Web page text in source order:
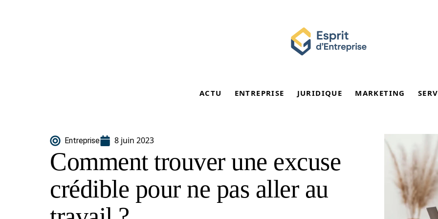
ACTU ENTREPRISE JURIDIQUE MARKETING
Entreprise 8 juin 2023
Comment trouver une excuse
crédible pour ne pas aller au